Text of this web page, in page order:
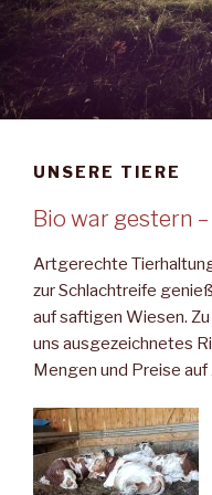
UNSERE TIERE
Bio war gestern
Artgerechte
zur Schlachtreife
auf saftigen Wiesen.
uns ausgezeichnetes
Mengen und Preise auf